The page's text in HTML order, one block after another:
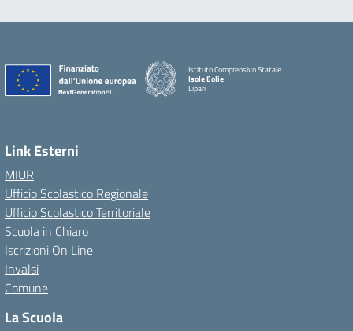
Istituto Comprensivo Statale
Isole Eolie
Lipari
Link Esterni
MIUR
Ufficio Scolastico Regionale
Ufficio Scolastico Territoriale
Scuola in Chiaro
Iscrizioni On Line
Invalsi
Comune
La Scuola